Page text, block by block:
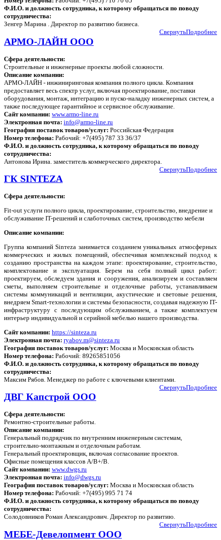
Ф.И.О. и должность сотрудника, к которому обращаться по поводу
сотрудничества:
Зенгер Марина . Директор по развитию бизнеса.
Подробнее
Свернуть
АРМО-ЛАЙН ООО
Сфера деятельности:
Строительные и инженерные проекты любой сложности.
Описание компании:
АРМО-ЛАЙН - инжиниринговая компания полного цикла. Компания
предоставляет весь спектр услуг, включая проектирование, поставки
оборудования, монтаж, интеграцию и пуско-наладку инженерных систем, а
также последующее гарантийное и сервисное обслуживание.
Сайт компании: www.armo-line.ru
Электронная почта: info@armo-line.ru
География поставок товаров/услуг: Российская Федерация
Номер телефона: Рабочий: +7(495) 787 33 36/37
Ф.И.О. и должность сотрудника, к которому обращаться по поводу
сотрудничества:
Антонова Ирина. заместитель коммерческого директора.
Подробнее
Свернуть
ГК SINTEZA
Сфера деятельности:
Fit-out услуги полного цикла, проектирование, строительство, внедрение и
обслуживание IT-решений и слаботочных систем, производство мебели
Описание компании:
Группа компаний Sinтeza занимается созданием уникальных атмосферных
коммерческих и жилых помещений, обеспечивая комплексный подход к
созданию пространства на каждом этапе: проектирование, строительство,
комплектование и эксплуатация. Берем на себя полный цикл работ:
проектируем, обследуем здания и сооружения, анализируем и составляем
сметы, выполняем строительные и отделочные работы, устанавливаем
системы коммуникаций и вентиляции, акустические и световые решения,
внедряем Smart-технологии и системы безопасности, создавая надежную IT-
инфраструктуру с последующим обслуживанием, а также комплектуем
интерьер индивидуальной и серийной мебелью нашего производства.
Сайт компании: https://sinteza.ru
Электронная почта: ryabov.m@sinteza.ru
География поставок товаров/услуг: Москва и Московская область
Номер телефона: Рабочий: 89265851056
Ф.И.О. и должность сотрудника, к которому обращаться по поводу
сотрудничества:
Максим Рябов. Менеджер по работе с ключевыми клиентами.
Подробнее
Свернуть
ДВГ Капстрой ООО
Сфера деятельности:
Ремонтно-строительные работы.
Описание компании:
Генеральный подрядчик по внутренним инженерным системам,
строительно-монтажным и отделочным работам.
Генеральный проектировщик, включая согласование проектов.
Офисные помещения классов А/В+/В.
Сайт компании: www.dwgs.ru
Электронная почта: info@dwgs.ru
География поставок товаров/услуг: Москва и Московская область
Номер телефона: Рабочий: +7(495) 995 71 74
Ф.И.О. и должность сотрудника, к которому обращаться по поводу
сотрудничества:
Солодовников Роман Александрович. Директор по развитию.
Подробнее
Свернуть
МЕБЕ-Девелопмент ООО